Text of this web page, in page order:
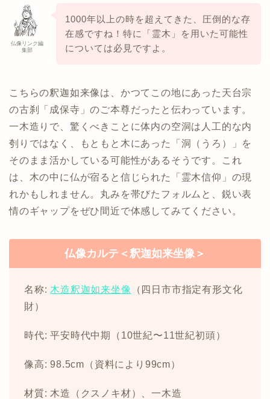
仏像リンク編
集部
1000年以上の時を超えてきた、圧倒的な存
在感ですね！特に「霊木」を用いた可能性
については必見ですよ。
こちらの釈迦如来像は、かつてこの地にあった天台宗
の古刹「成保寺」のご本尊だったと伝わっています。
一木造りで、驚くべきことに体内の空洞は人工的な内
刳りではなく、もともと木にあった「洞（うろ）」を
そのまま活かしている可能性があるそうです。これ
は、木の中に仏が宿ると信じられた「霊木信仰」の現
れかもしれません。丸みを帯びたフォルムと、鋭い表
情のギャップをぜひ間近で体感してみてください。
仏像カルテ＜釈迦如来坐像＞
名称: 木造釈迦如来坐像 （四日市市指定有形文化
財）
時代: 平安時代中期（10世紀〜11世紀初頭）
像高: 98.5cm（資料により99cm）
材質: 木造（クスノキ材）、一木造